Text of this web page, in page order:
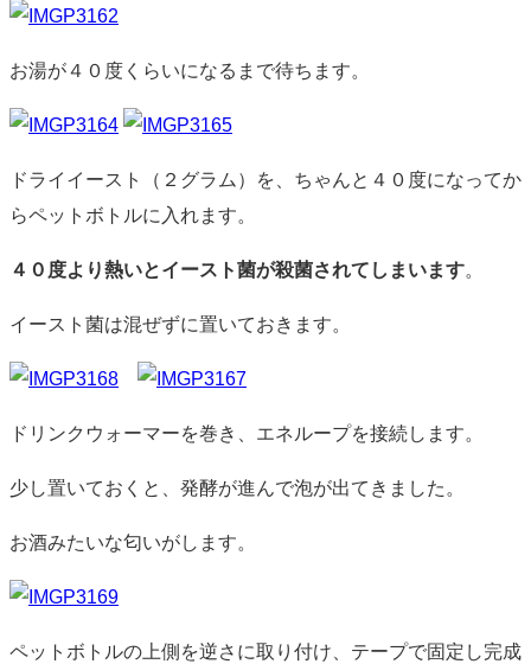
お湯が４０度くらいになるまで待ちます。
ドライイースト（２グラム）を、ちゃんと４０度になってか
らペットボトルに入れます。
４０度より熱いとイースト菌が殺菌されてしまいます。
イースト菌は混ぜずに置いておきます。
ドリンクウォーマーを巻き、エネループを接続します。
少し置いておくと、発酵が進んで泡が出てきました。
お酒みたいな匂いがします。
ペットボトルの上側を逆さに取り付け、テープで固定し完成